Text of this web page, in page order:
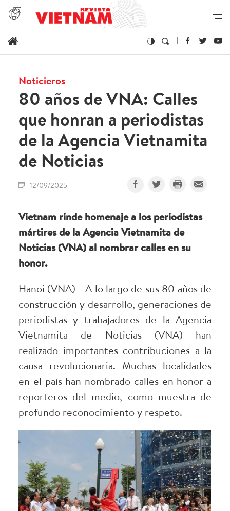
Noticieros
80 años de VNA: Calles
que honran a periodistas
de la Agencia Vietnamita
de Noticias
12/09/2025
Vietnam rinde homenaje a los periodistas
mártires de la Agencia Vietnamita de
Noticias (VNA) al nombrar calles en su
honor.
Hanoi (VNA) - A lo largo de sus 80 años de
construcción y desarrollo, generaciones de
periodistas y trabajadores de la Agencia
Vietnamita de Noticias (VNA) han
realizado importantes contribuciones a la
causa revolucionaria. Muchas localidades
en el país han nombrado calles en honor a
reporteros del medio, como muestra de
profundo reconocimiento y respeto.